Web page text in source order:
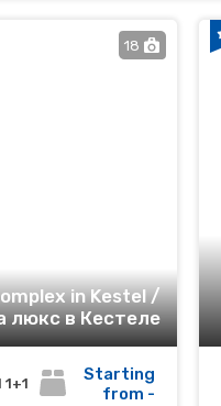
18
in Kestel /
люкс в Кестеле
Starting
from -
1+1 2+1 3+1